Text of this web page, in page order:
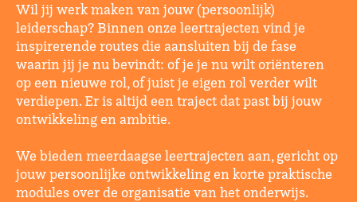
Wil jij werk maken van jouw (persoonlijk)
leiderschap? Binnen onze leertrajecten vind je
inspirerende routes die aansluiten bij de fase
waarin jij je nu bevindt: of je je nu wilt oriënteren
op een nieuwe rol, of juist je eigen rol verder wilt
verdiepen. Er is altijd een traject dat past bij jouw
ontwikkeling en ambitie.
We bieden meerdaagse leertrajecten aan, gericht op
jouw persoonlijke ontwikkeling en korte praktische
modules over de organisatie van het onderwijs.